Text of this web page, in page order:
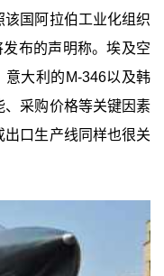
国阿拉伯工业化组织
发布的声明称。埃及空
意大利的M-346以及韩
、采购价格等关键因素
口生产线同样也很关